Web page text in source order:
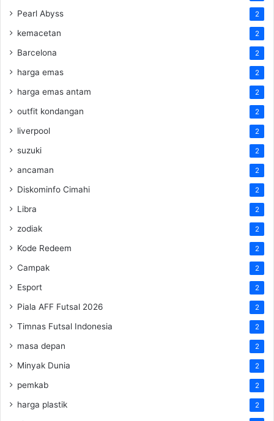
Pearl Abyss 2
kemacetan 2
Barcelona 2
harga emas 2
harga emas antam 2
outfit kondangan 2
liverpool 2
suzuki 2
ancaman 2
Diskominfo Cimahi 2
Libra 2
zodiak 2
Kode Redeem 2
Campak 2
Esport 2
Piala AFF Futsal 2026 2
Timnas Futsal Indonesia 2
masa depan 2
Minyak Dunia 2
pemkab 2
harga plastik 2